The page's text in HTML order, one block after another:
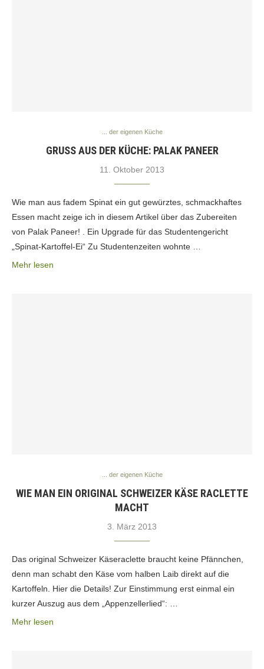
... der eigenen Küche
GRUSS AUS DER KÜCHE: PALAK PANEER
11. Oktober 2013
Wie man aus fadem Spinat ein gut gewürztes, schmackhaftes
Essen macht zeige ich in diesem Artikel über das Zubereiten
von Palak Paneer! . Ein Upgrade für das Studentengericht
„Spinat-Kartoffel-Ei“ Zu Studentenzeiten wohnte …
Mehr lesen
... der eigenen Küche
WIE MAN EIN ORIGINAL SCHWEIZER KÄSE RACLETTE
MACHT
3. März 2013
Das original Schweizer Käseraclette braucht keine Pfännchen,
denn man schabt den Käse vom halben Laib direkt auf die
Kartoffeln. Hier die Details! Zur Einstimmung erst einmal ein
kurzer Auszug aus dem „Appenzellerlied“: …
Mehr lesen